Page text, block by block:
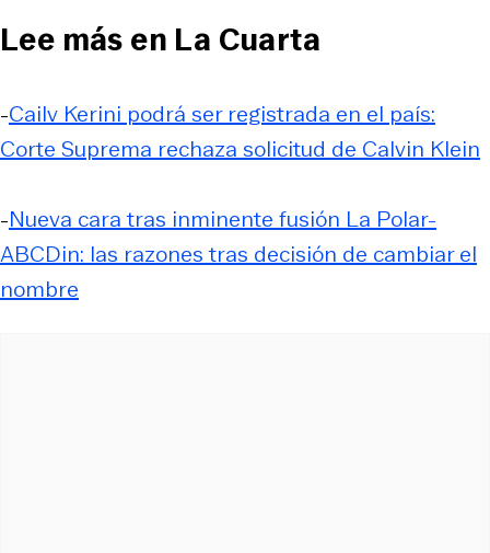
Lee más en La Cuarta
-Cailv Kerini podrá ser registrada en el país:
Corte Suprema rechaza solicitud de Calvin Klein
-Nueva cara tras inminente fusión La Polar-
ABCDin: las razones tras decisión de cambiar el
nombre